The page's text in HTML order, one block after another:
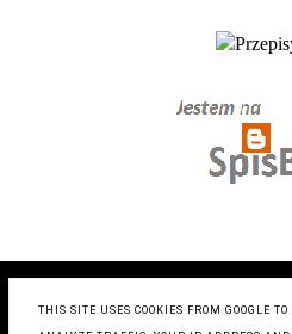
THIS SITE USES COOKIES FROM GOOGLE